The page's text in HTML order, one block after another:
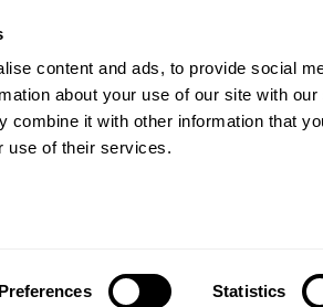
content and ads, to provide social
about your use of our site with
combine it with other information that
use of their services.
Preferences Statistics
termine
Diritto di
Contatti
iscritta al REA di Roma n.1382839 ©